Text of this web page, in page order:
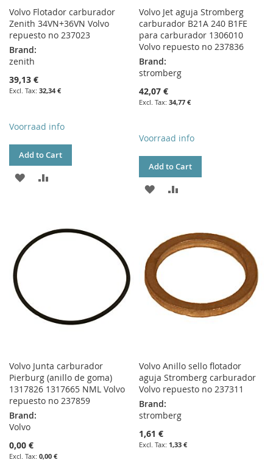
Volvo Flotador carburador
Zenith 34VN+36VN Volvo
repuesto no 237023
Brand:
zenith
39,13 €
32,34 €
Voorraad info
Add to Cart
ADD
LIST
Volvo Jet aguja Stromberg
carburador B21A 240 B1FE
para carburador 1306010
Volvo repuesto no 237836
Brand:
stromberg
42,07 €
34,77 €
Voorraad info
Add to Cart
ADD
LIST
COMPARE
Volvo Junta carburador
Pierburg (anillo de goma)
1317826 1317665 NML Volvo
repuesto no 237859
Brand:
Volvo
0,00 €
0,00 €
Volvo Anillo sello flotador
aguja Stromberg carburador
Volvo repuesto no 237311
Brand:
stromberg
1,61 €
1,33 €